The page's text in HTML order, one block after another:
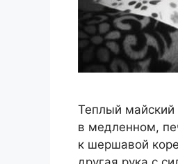
Теплый майский
в медленном,
к шершавой